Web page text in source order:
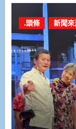
.頭條 新聞